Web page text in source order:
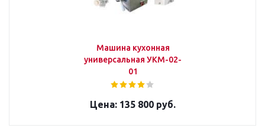
Машина кухонная
универсальная УКМ-02-
01
135 800 руб.